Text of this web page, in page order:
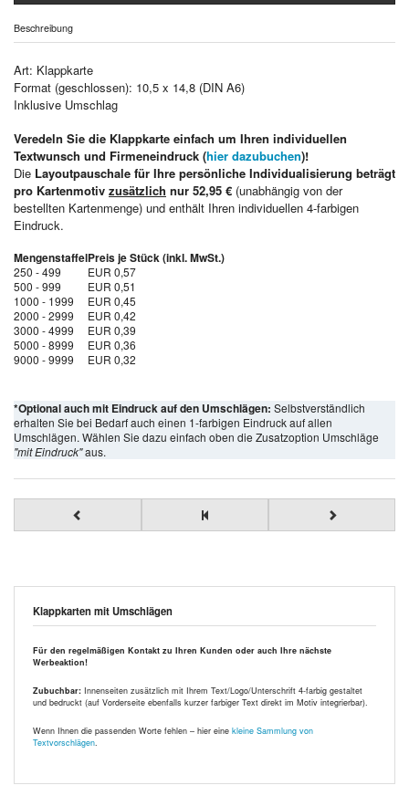
Beschreibung
Art: Klappkarte
Format (geschlossen): 10,5 x 14,8 (DIN A6)
Inklusive Umschlag
Veredeln Sie die Klappkarte einfach um Ihren individuellen
Textwunsch und Firmeneindruck (hier dazubuchen)!
Die Layoutpauschale für Ihre persönliche Individualisierung beträgt
pro Kartenmotiv zusätzlich nur 52,95 € (unabhängig von der
bestellten Kartenmenge) und enthält Ihren individuellen 4-farbigen
Eindruck.
MengenstaffelPreis je Stück (inkl. MwSt.)
250 - 499
EUR 0,57
500 - 999
EUR 0,51
1000 - 1999
EUR 0,45
2000 - 2999
EUR 0,42
3000 - 4999
EUR 0,39
5000 - 8999
EUR 0,36
9000 - 9999
EUR 0,32
*Optional auch mit Eindruck auf den Umschlägen: Selbstverständlich
erhalten Sie bei Bedarf auch einen 1-farbigen Eindruck auf allen
Umschlägen. Wählen Sie dazu einfach oben die Zusatzoption Umschläge
"mit Eindruck"aus.
Klappkarten mit Umschlägen
Für den regelmäßigen Kontakt zu Ihren Kunden oder auch Ihre nächste
Werbeaktion!
Zubuchbar: Innenseiten zusätzlich mit Ihrem Text/Logo/Unterschrift 4-farbig gestaltet
und bedruckt (auf Vorderseite ebenfalls kurzer farbiger Text direkt im Motiv integrierbar).
Wenn Ihnen die passenden Worte fehlen – hier eine kleine Sammlung von
Textvorschlägen